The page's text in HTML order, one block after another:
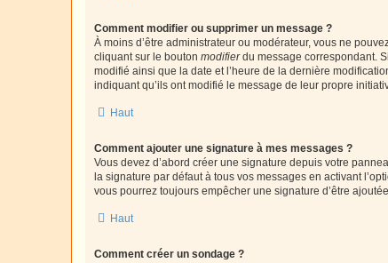
Comment modifier ou supprimer un message ?
À moins d’être administrateur ou modérateur, vous ne
cliquant sur le bouton modifierdu message correspondant.
modifié ainsi que la date et l’heure de la dernière
indiquant qu’ils ont modifié le message de leur propre
Haut
Comment ajouter une signature à mes messages ?
Vous devez d’abord créer une signature depuis votre
la signature par défaut à tous vos messages en activant
vous pourrez toujours empêcher une signature d’être
Haut
Comment créer un sondage ?